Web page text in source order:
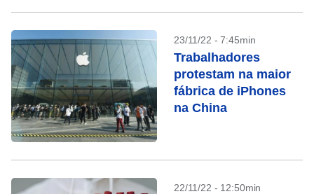
economia
23/11/22 - 7:45min
Trabalhadores
protestam na maior
fábrica de iPhones
na China
22/11/22 - 12:50min